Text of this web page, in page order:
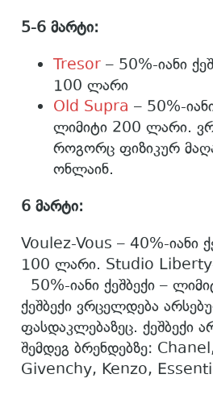
5-6 მარტი:
Tresor – 50%-იანი
100 ლარი
Old Supra – 50%-
ლიმიტი 200 ლარი.
როგორც ფიზიკურ
ონლაინ.
6 მარტი:
Voulez-Vous – 40%-იანი
100 ლარი. Studio Liberty-
50%-იანი ქეშბექი –
ქეშბექი ვრცელდება
ფასდაკლებაზეც. ქეშბექი
შემდეგ ბრენდებზე:
Givenchy, Kenzo,